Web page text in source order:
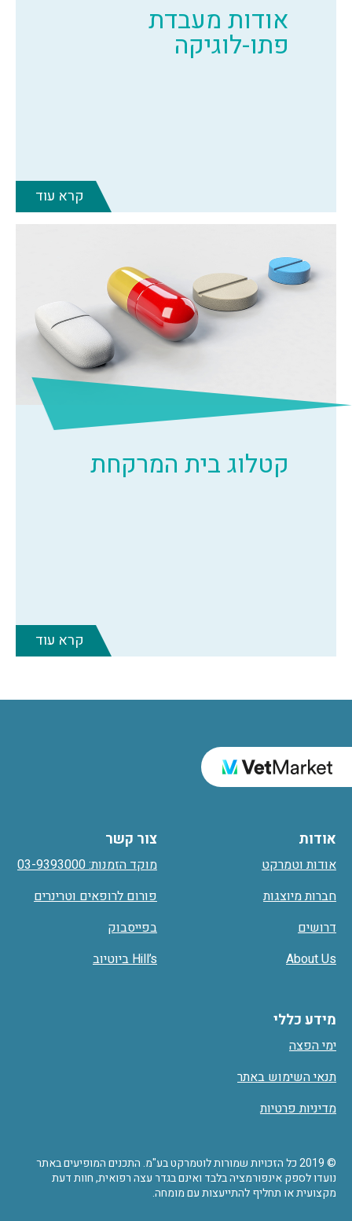
אודות מעבדת
פתו-לוגיקה
קרא עוד
קטלוג בית המרקחת
קרא עוד
אודות
אודות וטמרקט
חברות מיוצגות
דרושים
About Us
מידע כללי
ימי הפצה
תנאי השימוש באתר
מדיניות פרטיות
צור קשר
מוקד הזמנות: 03-9393000
פורום לרופאים וטרינרים
בפייסבוק
Hill’s ביוטיוב
© 2019 כל הזכויות שמורות לוטמרקט בע"מ. התכנים המופיעים באתר
נועדו לספק אינפורמציה בלבד ואינם בגדר עצה רפואית, חוות דעת
מקצועית או תחליף להתייעצות עם מומחה.